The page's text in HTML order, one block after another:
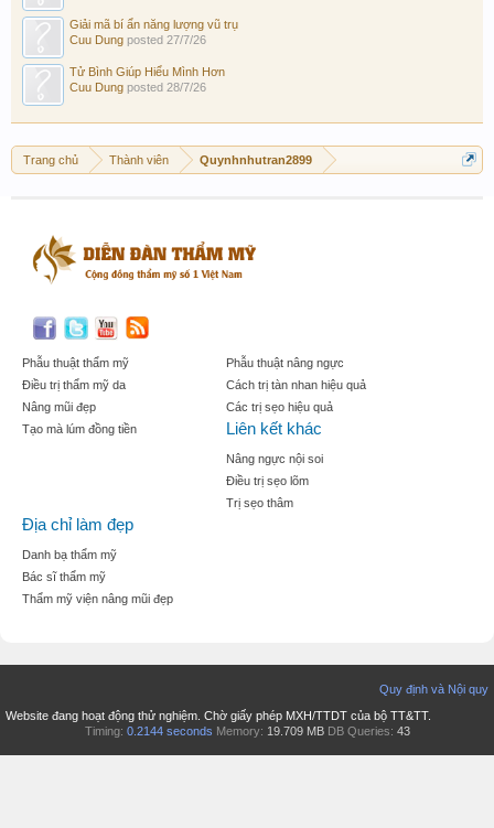
Giải mã bí ẩn năng lượng vũ trụ
Cuu Dung posted 27/7/26
Tử Bình Giúp Hiểu Mình Hơn
Cuu Dung posted 28/7/26
Trang chủ Thành viên Quynhnhutran2899
Phẫu thuật thẩm mỹ
Điều trị thẩm mỹ da
Nâng mũi đẹp
Tạo mà lúm đồng tiền
Phẫu thuật nâng ngực
Cách trị tàn nhan hiệu quả
Các trị sẹo hiệu quả
Liên kết khác
Nâng ngực nội soi
Điều trị sẹo lõm
Trị sẹo thâm
Địa chỉ làm đẹp
Danh bạ thẩm mỹ
Bác sĩ thẩm mỹ
Thẩm mỹ viện nâng mũi đẹp
Quy định và Nội quy
Website đang hoạt động thử nghiệm. Chờ giấy phép MXH/TTDT của bộ TT&TT.
Timing: 0.2144 seconds Memory: 19.709 MB DB Queries: 43